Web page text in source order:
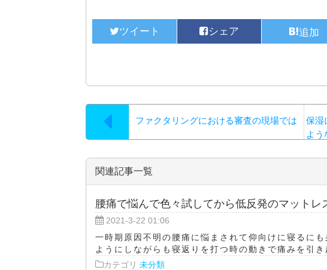
ファクタリングにおける審査の現場では
保湿
よう
関連記事一覧
腰痛で悩んで色々試してから低反発のマットレ
2021-3-22 01:06
一時期原因不明の腰痛に悩まされて仰向けに寝るに
ようにしながらも寝返りを打つ時の動きで痛みを引き
カテゴリ 未分類